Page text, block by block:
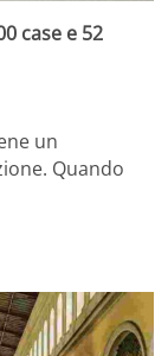
case e 52
un
Quando